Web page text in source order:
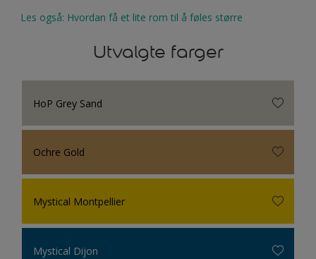
Les også: Hvordan få et lite rom til å føles større
Utvalgte farger
HoP Grey Sand
Ochre Gold
Mystical Montpellier
Mystical Dijon